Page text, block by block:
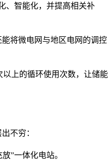
、智能化，并提高相关补
将微电网与地区电网的调控
上的循环使用次数，让储能
不穷：
”一体化电站。